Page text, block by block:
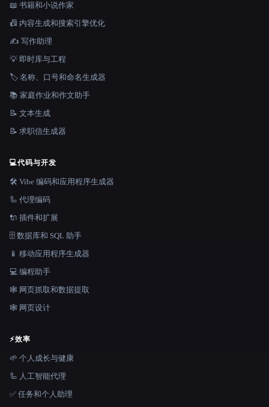
📖 书籍和小说作家
📠 内容生成和搜索引擎优化
✍️ 写作助理
💡 即时库与工程
🏷️ 名称、口号和命名生成器
📚 家庭作业和作文助手
📝 文本生成
📝 求职信生成器
💻代码与开发
🛠️ Vibe 编码和应用程序生成器
🦾 代理编码
🔌 插件和扩展
🗄️ 数据库和 SQL 助手
📱 移动应用程序生成器
💻 编程助手
🕸️ 网页抓取和数据提取
🕸 网页设计
⚡效率
🌱 个人成长与健康
🦾 人工智能代理
✅ 任务和个人助理